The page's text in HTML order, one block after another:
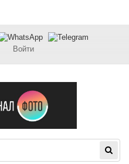
Войти